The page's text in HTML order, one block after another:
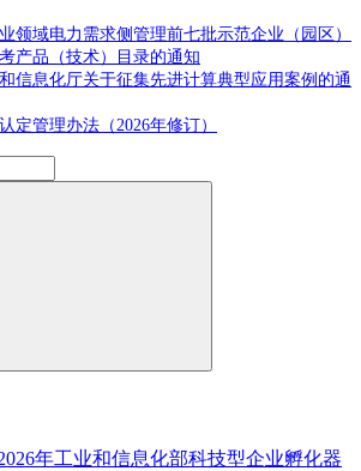
领域电力需求侧管理前七批示范企业（园区）
产品（技术）目录的通知
信息化厅关于征集先进计算典型应用案例的通
定管理办法（2026年修订）
年工业和信息化部科技型企业孵化器